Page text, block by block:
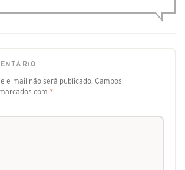
e-mail não será publicado. Campos
com *